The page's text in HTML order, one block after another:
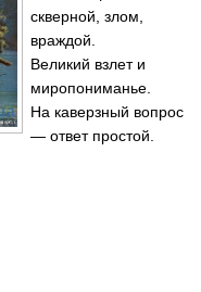
скверной, злом,
враждой.
Великий взлет и
миропониманье.
На каверзный вопрос
— ответ простой.